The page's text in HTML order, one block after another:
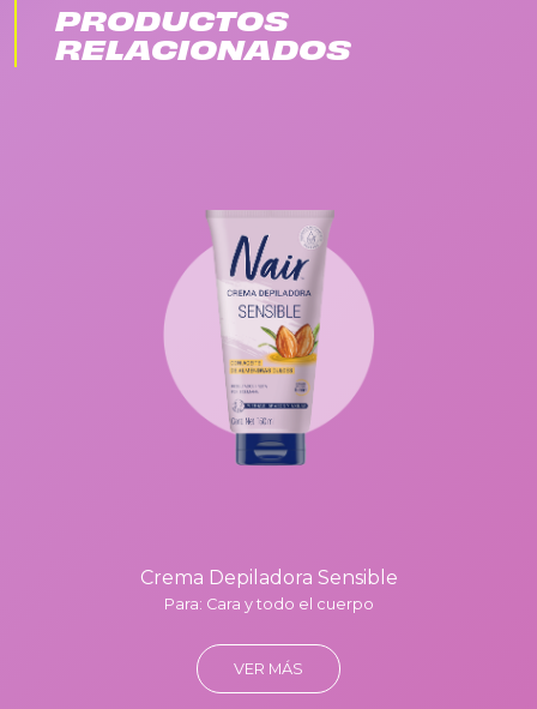
PRODUCTOS
RELACIONADOS
Crema Depiladora Sensible
Para: Cara y todo el cuerpo
VER MÁS